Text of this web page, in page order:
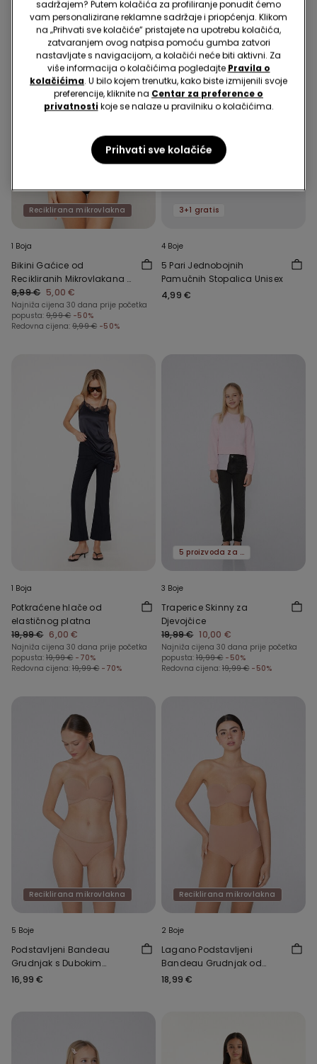
Reciklirana mikrovlakna
1 Boja
Bikini Gaćice od
Recikliranih Mikrovlakana s
Visokim Strukom i Naborom
9,99 € 5,00 €
Najniža cijena 30 dana prije početka
popusta: 9,99 € -50%
Redovna cijena: 9,99 € -50%
3+1 gratis
4 Boje
5 Pari Jednobojnih
Pamučnih Stopalica Unisex
4,99 €
1 Boja
Potkraćene hlače od
elastičnog platna
19,99 € 6,00 €
Najniža cijena 30 dana prije početka
popusta: 19,99 € -70%
Redovna cijena: 19,99 € -70%
5 proizvoda za -70%
3 Boje
Traperice Skinny za
Djevojčice
19,99 € 10,00 €
Najniža cijena 30 dana prije početka
popusta: 19,99 € -50%
Redovna cijena: 19,99 € -50%
Reciklirana mikrovlakna
5 Boje
Podstavljeni Bandeau
Grudnjak s Dubokim
Dekolteom od Recikliranih
16,99 €
Reciklirana mikrovlakna
2 Boje
Lagano Podstavljeni
Bandeau Grudnjak od
Recikliranih Mikrovlakana
18,99 €
sadržajem? Putem kolačića za profiliranje ponudit ćemo
vam personalizirane reklamne sadržaje i priopćenja. Klikom
na „Prihvati sve kolačiće” pristajete na upotrebu kolačića,
zatvaranjem ovog natpisa pomoću gumba zatvori
nastavljate s navigacijom, a kolačići neće biti aktivni. Za
više informacija o kolačićima pogledajte Pravila o
kolačićima. U bilo kojem trenutku, kako biste izmijenili svoje
preferencije, kliknite na Centar za preference o
privatnostikoje se nalaze u pravilniku o kolačićima.
Prihvati sve kolačiće